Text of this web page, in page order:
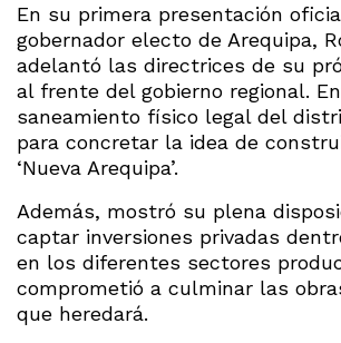
En su primera presentación
gobernador electo de Arequipa,
adelantó las directrices de su
al frente del gobierno regional.
saneamiento físico legal del
para concretar la idea de
‘Nueva Arequipa’.
Además, mostró su plena
captar inversiones privadas
en los diferentes sectores
comprometió a culminar las
que heredará.